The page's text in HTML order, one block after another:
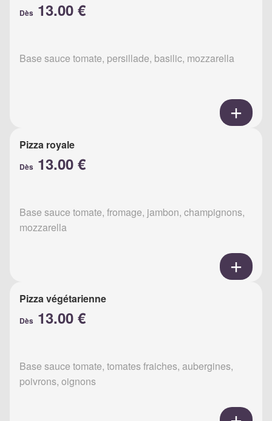
Dès 13.00 €
Base sauce tomate, persillade, basilic, mozzarella
Pizza royale
Dès 13.00 €
Base sauce tomate, fromage, jambon, champignons,
mozzarella
Pizza végétarienne
Dès 13.00 €
Base sauce tomate, tomates fraiches, aubergines,
poivrons, oignons